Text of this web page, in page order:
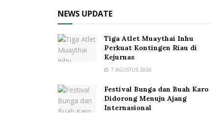
NEWS UPDATE
Tiga Atlet Muaythai Inhu
Perkuat Kontingen Riau di
Kejurnas
7 AGUSTUS 2026
Festival Bunga dan Buah Karo
Didorong Menuju Ajang
Internasional